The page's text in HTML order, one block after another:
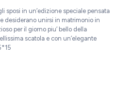
sposi in un’edizione speciale pensata
desiderano unirsi in matrimonio in
per il giorno piu’ bello della
scatola e con un’elegante